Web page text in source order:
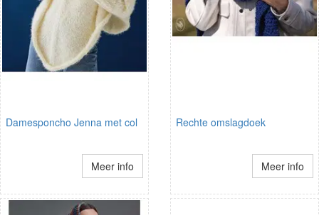
Damesponcho Jenna met col
Meer info
Rechte omslagdoek
Meer info